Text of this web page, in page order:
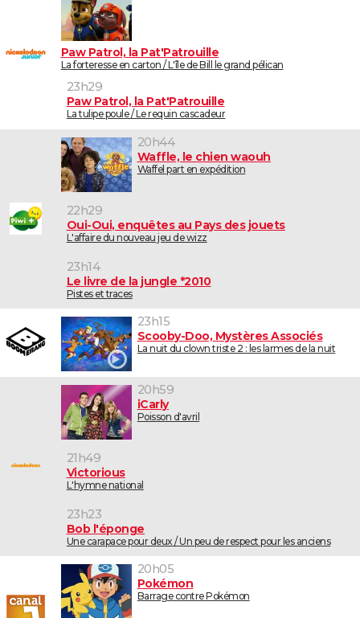
Paw Patrol, la Pat'Patrouille
La forteresse en carton / L'île de Bill le grand pélican
23h29
Paw Patrol, la Pat'Patrouille
La tulipe poule / Le requin cascadeur
20h44
Waffle, le chien waouh
Waffel part en expédition
22h29
Oui-Oui, enquêtes au Pays des jouets
L'affaire du nouveau jeu de wizz
23h14
Le livre de la jungle *2010
Pistes et traces
23h15
Scooby-Doo, Mystères Associés
La nuit du clown triste 2 : les larmes de la nuit
20h59
iCarly
Poisson d'avril
21h49
Victorious
L'hymne national
23h23
Bob l'éponge
Une carapace pour deux / Un peu de respect pour les anciens
20h05
Pokémon
Barrage contre Pokémon